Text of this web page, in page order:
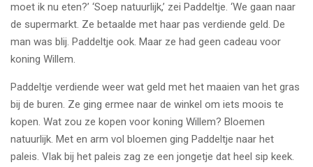
moet ik nu eten?’ ‘Soep natuurlijk,’ zei Paddeltje. ‘We gaan naar
de supermarkt. Ze betaalde met haar pas verdiende geld. De
man was blij. Paddeltje ook. Maar ze had geen cadeau voor
koning Willem.
Paddeltje verdiende weer wat geld met het maaien van het gras
bij de buren. Ze ging ermee naar de winkel om iets moois te
kopen. Wat zou ze kopen voor koning Willem? Bloemen
natuurlijk. Met en arm vol bloemen ging Paddeltje naar het
paleis. Vlak bij het paleis zag ze een jongetje dat heel sip keek.